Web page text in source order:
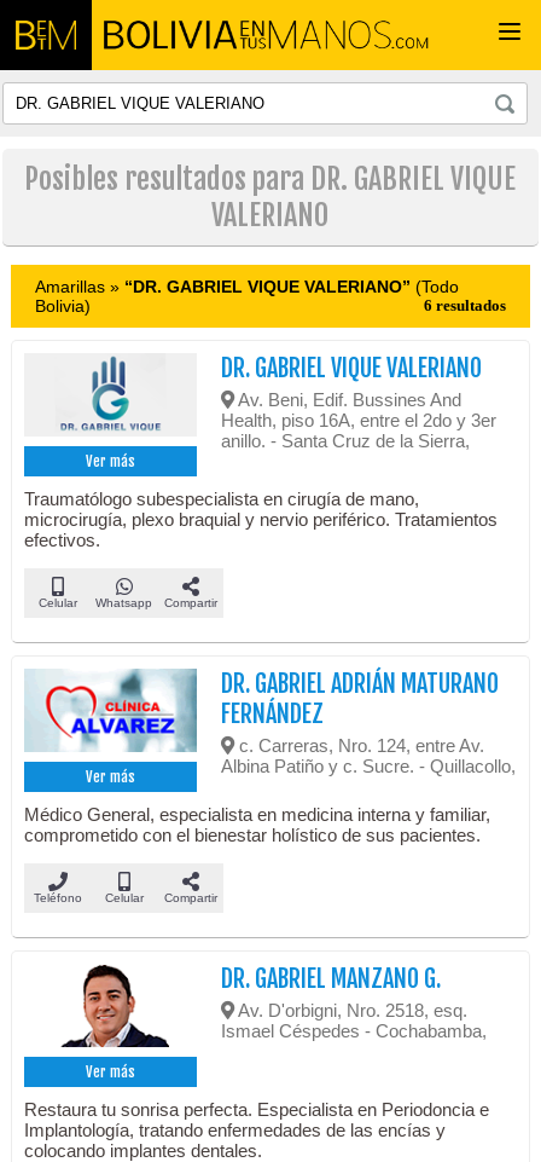
Posibles resultados para DR. GABRIEL VIQUE
VALERIANO
Amarillas » “DR. GABRIEL VIQUE VALERIANO” (Todo
Bolivia)
6 resultados
Ver más
DR. GABRIEL VIQUE VALERIANO
Av. Beni, Edif. Bussines And
Health, piso 16A, entre el 2do y 3er
anillo. - Santa Cruz de la Sierra,
Traumatólogo subespecialista en cirugía de mano,
microcirugía, plexo braquial y nervio periférico. Tratamientos
efectivos.
Celular Whatsapp Compartir
Ver más
DR. GABRIEL ADRIÁN MATURANO
FERNÁNDEZ
c. Carreras, Nro. 124, entre Av.
Albina Patiño y c. Sucre. - Quillacollo,
Médico General, especialista en medicina interna y familiar,
comprometido con el bienestar holístico de sus pacientes.
Teléfono Celular Compartir
Ver más
DR. GABRIEL MANZANO G.
Av. D'orbigni, Nro. 2518, esq.
Ismael Céspedes - Cochabamba,
Restaura tu sonrisa perfecta. Especialista en Periodoncia e
Implantología, tratando enfermedades de las encías y
colocando implantes dentales.